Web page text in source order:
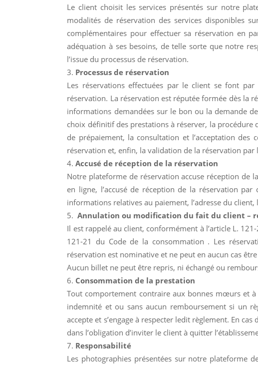
Le client choisit les services présentés sur notre
modalités de réservation des services disponibles
complémentaires pour effectuer sa réservation en
adéquation à ses besoins, de telle sorte que notre
l’issue du processus de réservation.
Processus de réservation
Les réservations effectuées par le client se font
réservation. La réservation est réputée formée dès la
informations demandées sur le bon ou la demande
choix définitif des prestations à réserver, la procédure
de prépaiement, la consultation et l’acceptation
réservation et, enfin, la validation de la réservation par
Accusé de réception de la réservation
Notre plateforme de réservation accuse réception de
en ligne, l’accusé de réception de la réservation
informations relatives au paiement, l’adresse du
Annulation ou modification du fait du client –
Il est rappelé au client, conformément à l’article L.
121-21 du Code de la consommation . Les
réservation est nominative et ne peut en aucun cas
Aucun billet ne peut être repris, ni échangé ou
Consommation de la prestation
Tout comportement contraire aux bonnes mœurs et à
indemnité et ou sans aucun remboursement si un
accepte et s’engage à respecter ledit règlement. En
dans l’obligation d’inviter le client à quitter
Responsabilité
Les photographies présentées sur notre plateforme